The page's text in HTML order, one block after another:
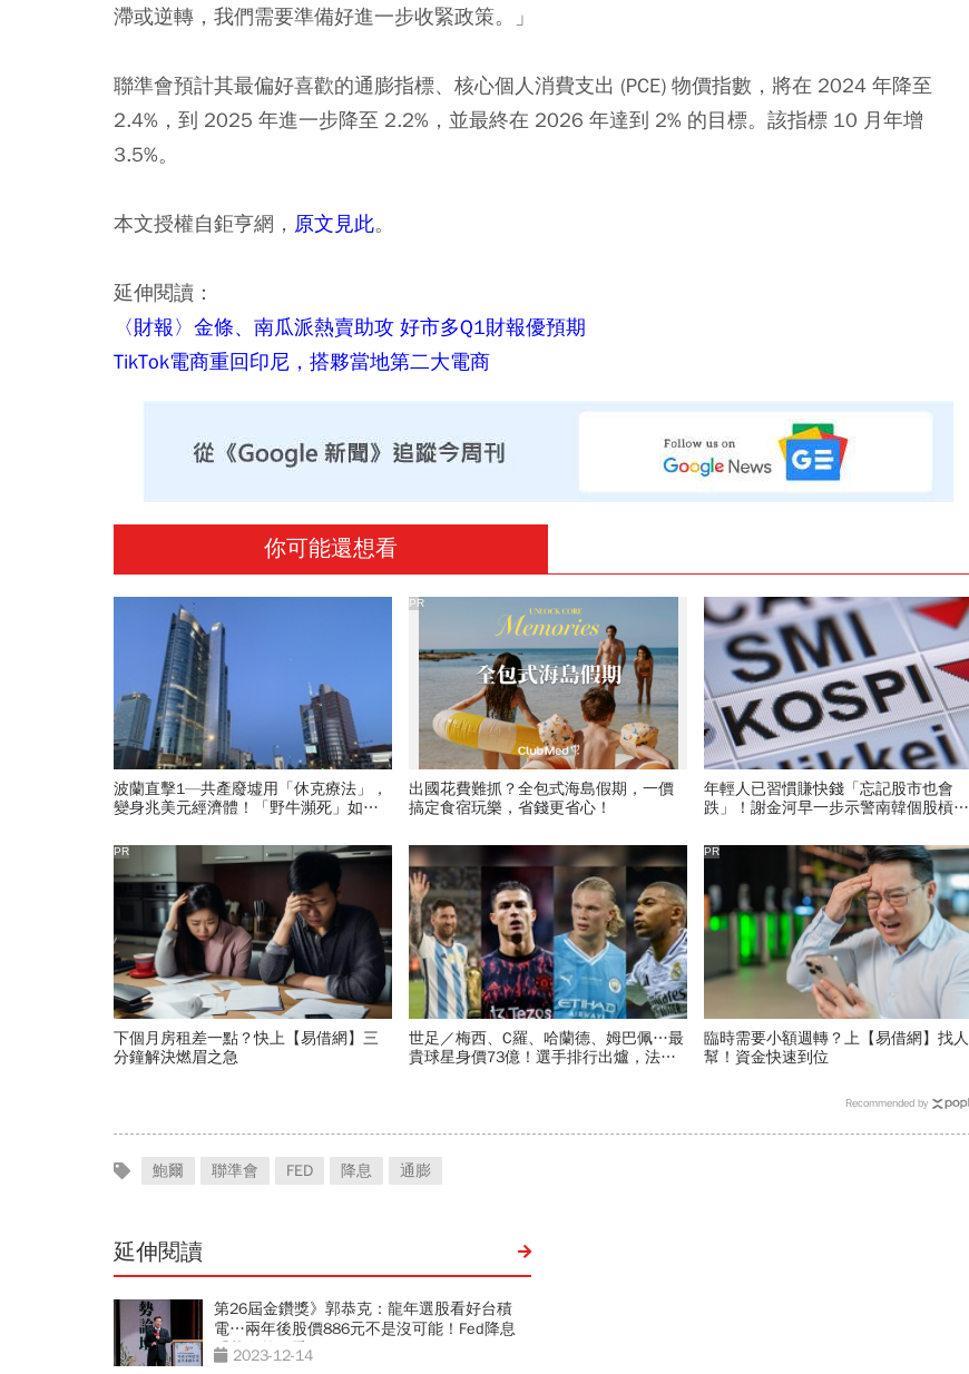
滯或逆轉，我們需要準備好進一步收緊政策。」
聯準會預計其最偏好喜歡的通膨指標、核心個人消費支出 (PCE) 物價指數，將在 2024 年降至
2.4%，到 2025 年進一步降至 2.2%，並最終在 2026 年達到 2% 的目標。該指標 10 月年增
3.5%。
本文授權自鉅亨網， 原文見此。
延伸閱讀：
〈財報〉金條、南瓜派熱賣助攻 好市多Q1財報優預期
TikTok電商重回印尼，搭夥當地第二大電商
你可能還想看
波蘭直擊1—共產廢墟用「休克療法」，
變身兆美元經濟體！「野牛瀕死」如何
出國花費難抓？全包式海島假期，一價
搞定食宿玩樂，省錢更省心！
PR
年輕人已習慣賺快錢「忘記股市也會
跌」！謝金河早一步示警南韓個股槓桿
下個月房租差一點？快上【易借網】三
分鐘解決燃眉之急
PR
世足／梅西、C羅、哈蘭德、姆巴佩…最
貴球星身價73億！選手排行出爐，法國
臨時需要小額週轉？上【易借網】找人
幫！資金快速到位
PR
Recommended by
鮑爾 聯準會 FED 降息 通膨
延伸閱讀
第26屆金鑽獎》郭恭克：龍年選股看好台積
電…兩年後股價886元不是沒可能！Fed降息
「落在第二季」
2023-12-14